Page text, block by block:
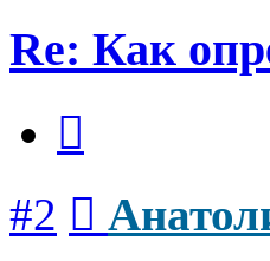
Re: Как
#2